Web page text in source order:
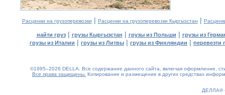
Расценки на грузоперевозки | Расценки на грузоперевозки Кыргызстан |
найти груз| грузы Кыргызстан | грузы из Польши | грузы из
грузы из Италии | грузы из Литвы | грузы из Финляндии | перевезти
©1995–2026 DELLA. Все содержание данного сайта, включая оформление,
Все права защищены. Копирование и размещение в других средствах